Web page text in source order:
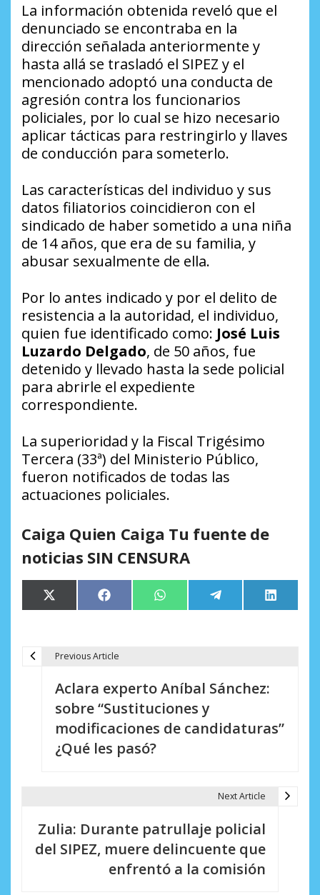
La información obtenida reveló que el
denunciado se encontraba en la
dirección señalada anteriormente y
hasta allá se trasladó el SIPEZ y el
mencionado adoptó una conducta de
agresión contra los funcionarios
policiales, por lo cual se hizo necesario
aplicar tácticas para restringirlo y llaves
de conducción para someterlo.
Las características del individuo y sus
datos filiatorios coincidieron con el
sindicado de haber sometido a una niña
de 14 años, que era de su familia, y
abusar sexualmente de ella.
Por lo antes indicado y por el delito de
resistencia a la autoridad, el individuo,
quien fue identificado como: José Luis
Luzardo Delgado, de 50 años, fue
detenido y llevado hasta la sede policial
para abrirle el expediente
correspondiente.
La superioridad y la Fiscal Trigésimo
Tercera (33ª) del Ministerio Público,
fueron notificados de todas las
actuaciones policiales.
Caiga Quien Caiga Tu fuente de
noticias SIN CENSURA
Compartir
en
X
(Twitter)
Compartir
en
Facebook Compartir
en
WhatsApp Compartir
en
Telegram
en
LinkedIn
Previous Article
Aclara experto Aníbal Sánchez:
sobre “Sustituciones y
modificaciones de candidaturas”
¿Qué les pasó?
Next Article
Zulia: Durante patrullaje policial
del SIPEZ, muere delincuente que
enfrentó a la comisión